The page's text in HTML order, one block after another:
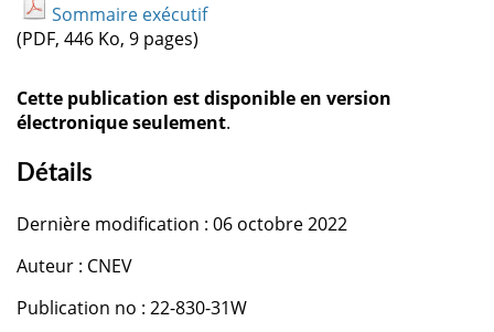
Sommaire exécutif
(PDF, 446 Ko, 9 pages)
Cette publication est disponible en version
électronique seulement.
Détails
Dernière modification : 06 octobre 2022
Auteur : CNEV
Publication no : 22-830-31W